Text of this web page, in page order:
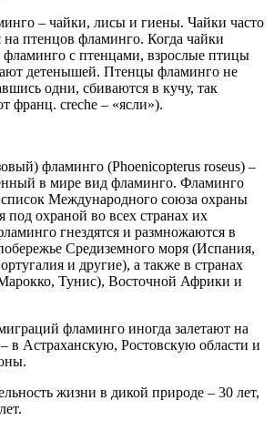
– чайки, лисы и гиены. Чайки часто
на птенцов фламинго. Когда чайки
с птенцами, взрослые птицы
детенышей. Птенцы фламинго не
одни, сбиваются в кучу, так
франц. creche – «ясли»).
фламинго (Phoenicopterus roseus) –
в мире вид фламинго. Фламинго
Международного союза охраны
под охраной во всех странах их
гнездятся и размножаются в
Средиземного моря (Испания,
и другие), а также в странах
Тунис), Восточной Африки и
фламинго иногда залетают на
в Астраханскую, Ростовскую области и
жизни в дикой природе – 30 лет,